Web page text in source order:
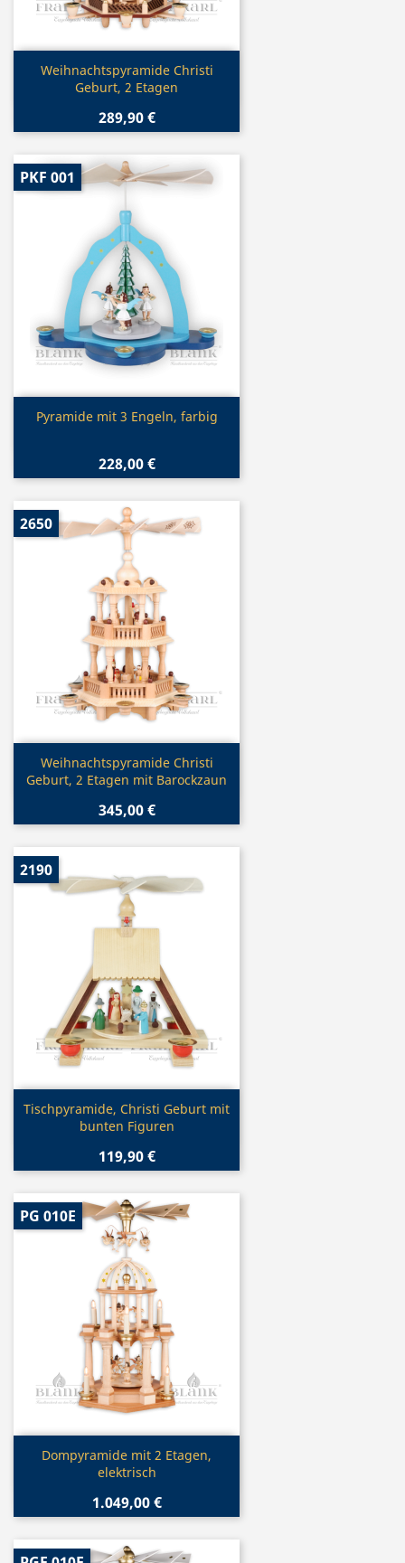
Vorschau
Weihnachtspyramide Christi
Geburt, 2 Etagen
289,90 €
Vorschau
Pyramide mit 3 Engeln, farbig
228,00 €
PKF 001
Vorschau
Weihnachtspyramide Christi
Geburt, 2 Etagen mit Barockzaun
345,00 €
2650
Vorschau
Tischpyramide, Christi Geburt mit
bunten Figuren
119,90 €
2190
Vorschau
Dompyramide mit 2 Etagen,
elektrisch
1.049,00 €
PG 010E